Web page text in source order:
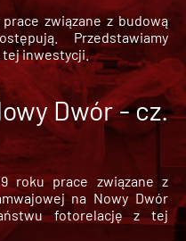
związane z budową
Przedstawiamy
tej inwestycji.
Dwór - cz.
roku prace związane z
na Nowy Dwór
fotorelację z tej